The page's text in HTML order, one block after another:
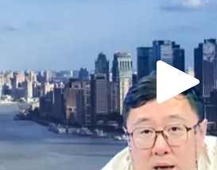
Play
Video